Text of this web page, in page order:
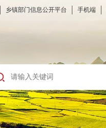
乡镇部门信息公开平台 手机端